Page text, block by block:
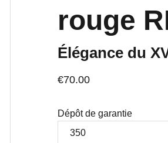
rouge
Élégance du
€70.00
Dépôt de garantie